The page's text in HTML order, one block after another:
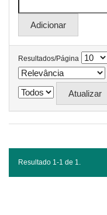
Resultados/Página
Resultado 1-1 de 1.